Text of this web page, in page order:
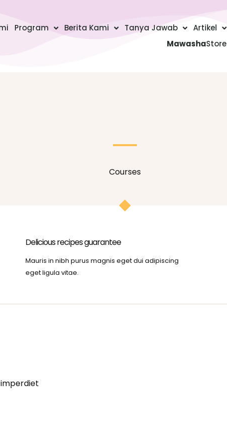
Program Berita Kami Tanya Jawab
Artikel
MawashaStore
Courses
Delicious recipes guarantee
Mauris in nibh purus magnis eget dui adipiscing
eget ligula vitae.